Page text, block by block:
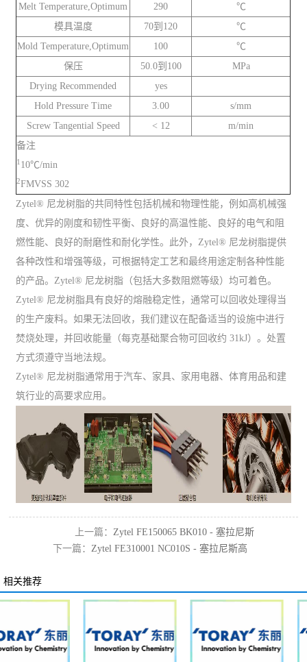
Melt Temperature,Optimum
290
℃
模具温度
70到120
℃
Mold Temperature,Optimum
100
℃
保压
50.0到100
MPa
Drying Recommended
yes
Hold Pressure Time
3.00
s/mm
Screw Tangential Speed
< 12
m/min
备注
1 10℃/min
2FMVSS 302
Zytel® 尼龙树脂的共同特性包括机械和物理性能，例如高机械强
度、优异的刚度和韧性平衡、良好的高温性能、良好的电气和阻
燃性能、良好的耐磨性和耐化学性。此外，Zytel® 尼龙树脂提供
各种改性和增强等级，可根据特定工艺和最终用途定制各种性能
的产品。Zytel® 尼龙树脂（包括大多数阻燃等级）均可着色。
Zytel® 尼龙树脂具有良好的熔融稳定性，通常可以回收处理得当
的生产废料。如果无法回收，我们建议在配备适当的设施中进行
焚烧处理，并回收能量（每克基础聚合物可回收约 31kJ）。处置
方式须遵守当地法规。
Zytel® 尼龙树脂通常用于汽车、家具、家用电器、体育用品和建
筑行业的高要求应用。
上一篇： Zytel FE150065 BK010 - 塞拉尼斯
pa610
下一篇： Zytel FE310001 NC010S - 塞拉尼斯高
相关推荐